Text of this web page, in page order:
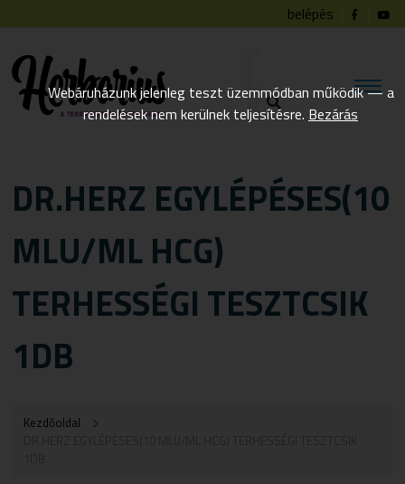
belépés
DR.HERZ EGYLÉPÉSES(10
MLU/ML HCG)
TERHESSÉGI TESZTCSIK
1DB
Kezdőoldal
Webáruházunk jelenleg teszt üzemmódban működik — a
rendelések nem kerülnek teljesítésre. Bezárás